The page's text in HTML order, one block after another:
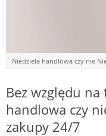
Niedziela handlowa czy nie
Bez względu na
handlowa czy
zakupy 24/7